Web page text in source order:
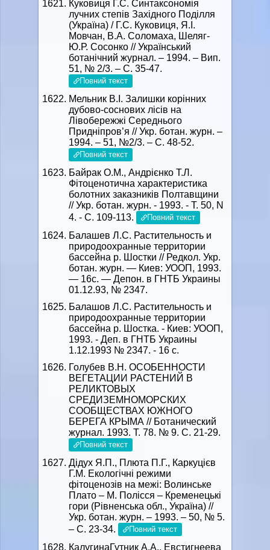
Куковиця Г.С. Синтаксономiя
лучних степів Західного Поділля
(Україна) / Г.С. Куковиця, Я.I.
Мовчан, В.А. Соломаха, Шеляг-
Ю.Р. Сосонко // Український
ботанічний журнал. – 1994. – Вип.
51, № 2/3. – С. 35-47.
Повний текст
Мельник В.І. Залишки корінних
дубово-соснових лісів на
Лівобережжі Середнього
Придніпров’я // Укр. ботан. журн. –
1994. – 51, №2/3. – С. 48-52.
Повний текст
Байрак О.М., Андрiєнко Т.Л.
Фiтоценотична характеристика
болотних заказникiв Полтавщини
// Укр. ботан. журн. - 1993. - Т. 50, N
4. - С. 109-113.
Повний текст
Балашев Л.С. Растительность и
природоохранные территории
бассейна р. Шостки // Редкол. Укр.
ботан. журн. — Киев: УООП, 1993.
— 16с. — Депон. в ГНТБ Украины
01.12.93, № 2347.
Балашов Л.С. Растительность и
природоохранные территории
бассейна р. Шостка. - Киев: УООП,
1993. - Деп. в ГНТБ Украины
1.12.1993 № 2347. - 16 с.
Голубев В.Н. ОСОБЕННОСТИ
ВЕГЕТАЦИИ РАСТЕНИЙ В
РЕЛИКТОВЫХ
СРЕДИЗЕМНОМОРСКИХ
СООБЩЕСТВАХ ЮЖНОГО
БЕРЕГА КРЫМА // Ботанический
журнал. 1993. Т. 78. № 9. С. 21-29.
Повний текст
Дідух Я.П., Плюта П.Г., Каркуцієв
Г.М. Екологічні режими
фітоценозів на межі: Волинське
Плато – М. Полісся – Кременецькі
гори (Рівненська обл., Україна) //
Укр. ботан. журн. – 1993. – 50, № 5.
– С. 23-34.
Повний текст
Калугина­Гутник А.А., Евстигнеева